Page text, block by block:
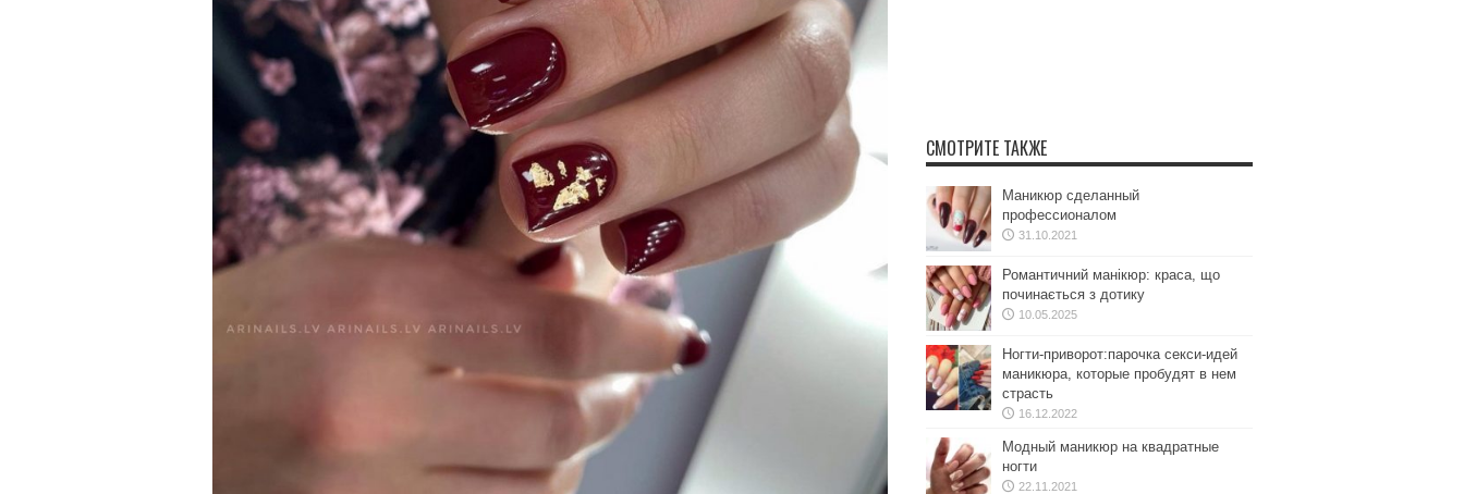
СМОТРИТЕ ТАКЖЕ
Маникюр сделанный
профессионалом
31.10.2021
Романтичний манікюр: краса, що
починається з дотику
10.05.2025
Ногти-приворот:парочка секси-идей
маникюра, которые пробудят в нем
страсть
16.12.2022
Модный маникюр на квадратные
ногти
22.11.2021